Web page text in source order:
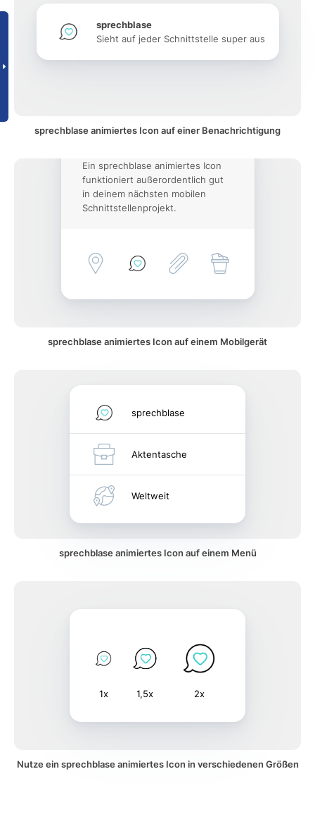
sprechblase
Sieht auf jeder Schnittstelle super aus
sprechblase animiertes Icon auf einer Benachrichtigung
Ein sprechblase animiertes Icon
funktioniert außerordentlich gut
in deinem nächsten mobilen
Schnittstellenprojekt.
sprechblase animiertes Icon auf einem Mobilgerät
sprechblase
Aktentasche
Weltweit
sprechblase animiertes Icon auf einem Menü
1x 1,5x 2x
Nutze ein sprechblase animiertes Icon in verschiedenen Größen